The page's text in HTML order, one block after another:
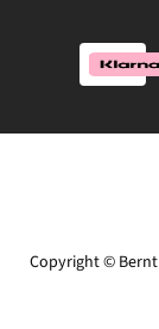
Copyright © Bernt